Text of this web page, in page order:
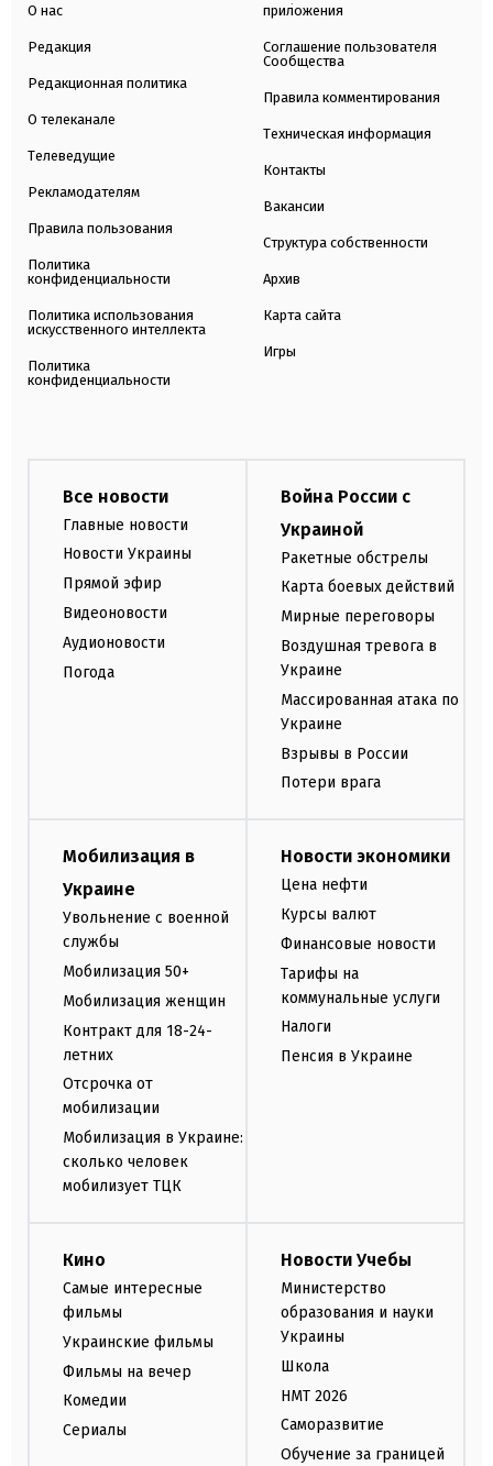
О нас
Редакция
Редакционная политика
О телеканале
Телеведущие
Рекламодателям
Правила пользования
Политика
конфиденциальности
Политика использования
искусственного интеллекта
Политика
конфиденциальности
приложения
Соглашение пользователя
Сообщества
Правила комментирования
Техническая информация
Контакты
Вакансии
Структура собственности
Архив
Карта сайта
Игры
Все новости
Главные новости
Новости Украины
Прямой эфир
Видеоновости
Аудионовости
Погода
Война России с
Украиной
Ракетные обстрелы
Карта боевых действий
Мирные переговоры
Воздушная тревога в
Украине
Массированная атака по
Украине
Взрывы в России
Потери врага
Мобилизация в
Украине
Увольнение с военной
службы
Мобилизация 50+
Мобилизация женщин
Контракт для 18-24-
летних
Отсрочка от
мобилизации
Мобилизация в Украине:
сколько человек
мобилизует ТЦК
Новости экономики
Цена нефти
Курсы валют
Финансовые новости
Тарифы на
коммунальные услуги
Налоги
Пенсия в Украине
Кино
Самые интересные
фильмы
Украинские фильмы
Фильмы на вечер
Комедии
Сериалы
Новости Учебы
Министерство
образования и науки
Украины
Школа
НМТ 2026
Саморазвитие
Обучение за границей